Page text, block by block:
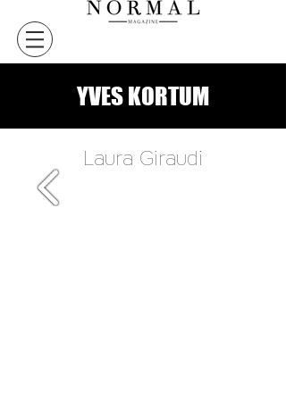
YVES KORTUM
Laura Giraudi